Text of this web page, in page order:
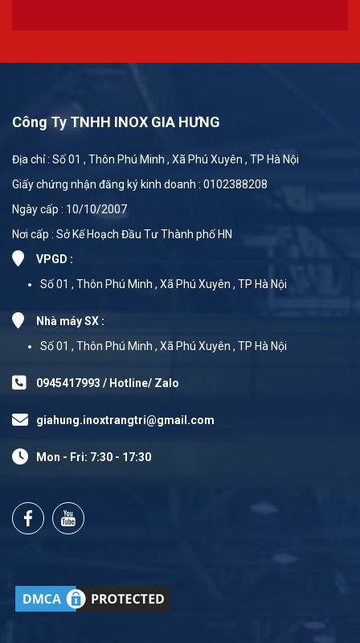
Công Ty TNHH INOX GIA HƯNG
Địa chỉ : Số 01 , Thôn Phú Minh , Xã Phú Xuyên , TP Hà Nội
Giấy chứng nhận đăng ký kinh doanh : 0102388208
Ngày cấp : 10/10/2007
Nơi cấp : Sở Kế Hoạch Đầu Tư Thành phố HN
VPGD :
Số 01 , Thôn Phú Minh , Xã Phú Xuyên , TP Hà Nội
Nhà máy SX :
Số 01 , Thôn Phú Minh , Xã Phú Xuyên , TP Hà Nội
0945417993 / Hotline/ Zalo
giahung.inoxtrangtri@gmail.com
Mon - Fri: 7:30 - 17:30